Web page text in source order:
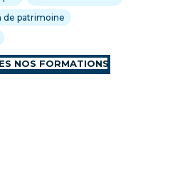
de patrimoine